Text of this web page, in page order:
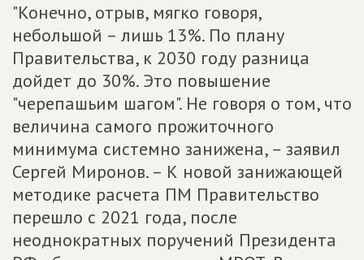
"Конечно, отрыв, мягко говоря,
небольшой – лишь 13%. По плану
Правительства, к 2030 году разница
дойдет до 30%. Это повышение
"черепашьим шагом". Не говоря о том, что
величина самого прожиточного
минимума системно занижена, – заявил
Сергей Миронов. – К новой занижающей
методике расчета ПМ Правительство
перешло с 2021 года, после
неоднократных поручений Президента